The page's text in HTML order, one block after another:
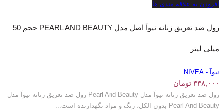
افزودن به علاقه مندی ها
رول ضد تعریق زنانه نیوآ اصل مدل PEARL AND BEAUTY حجم 50
میلی لیتر
نیوآ - NIVEA
۳۳۸,۰۰۰ تومان
رول ضد تعریق زنانه نیوآ مدل Pearl And Beauty رول ضد تعریق زنانه نیوآ مدل
Pearl And Beauty بدون الکل، رنگ و مواد نگهدارنده است...